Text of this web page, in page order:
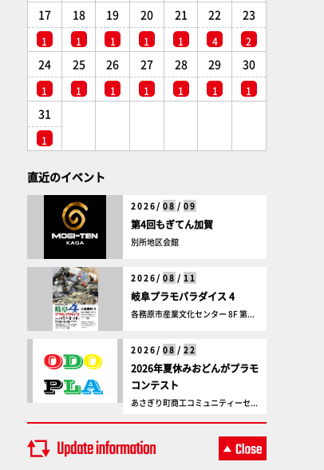
17
1
18
1
19
1
20
1
21
1
22
4
23
2
24
1
25
1
26
1
27
1
28
1
29
1
30
1
31
1
直近のイベント
2026/ 08 / 09
第4回もぎてん加賀
別所地区会館
2026/ 08 / 11
岐阜プラモパラダイス 4
各務原市産業文化センター 8F 第...
2026/ 08 / 22
2026年夏休みおどんがプラモ
コンテスト
あさぎり町商工コミュニティーセ...